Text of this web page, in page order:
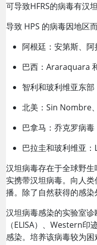
可导致HFRS的病毒有汉
导致 HPS 的病毒因地区
阿根廷：安第斯、
巴西：Araraquara
智利和玻利维亚东
北美：Sin Nombre
巴拿马：乔克罗病毒
巴拉圭和玻利维亚
汉坦病毒存在于全球野
实携带汉坦病毒。向人
播。除了自然获得的感
汉坦病毒感染的实验室
（ELISA）、Western
感染。培养该病毒较为困